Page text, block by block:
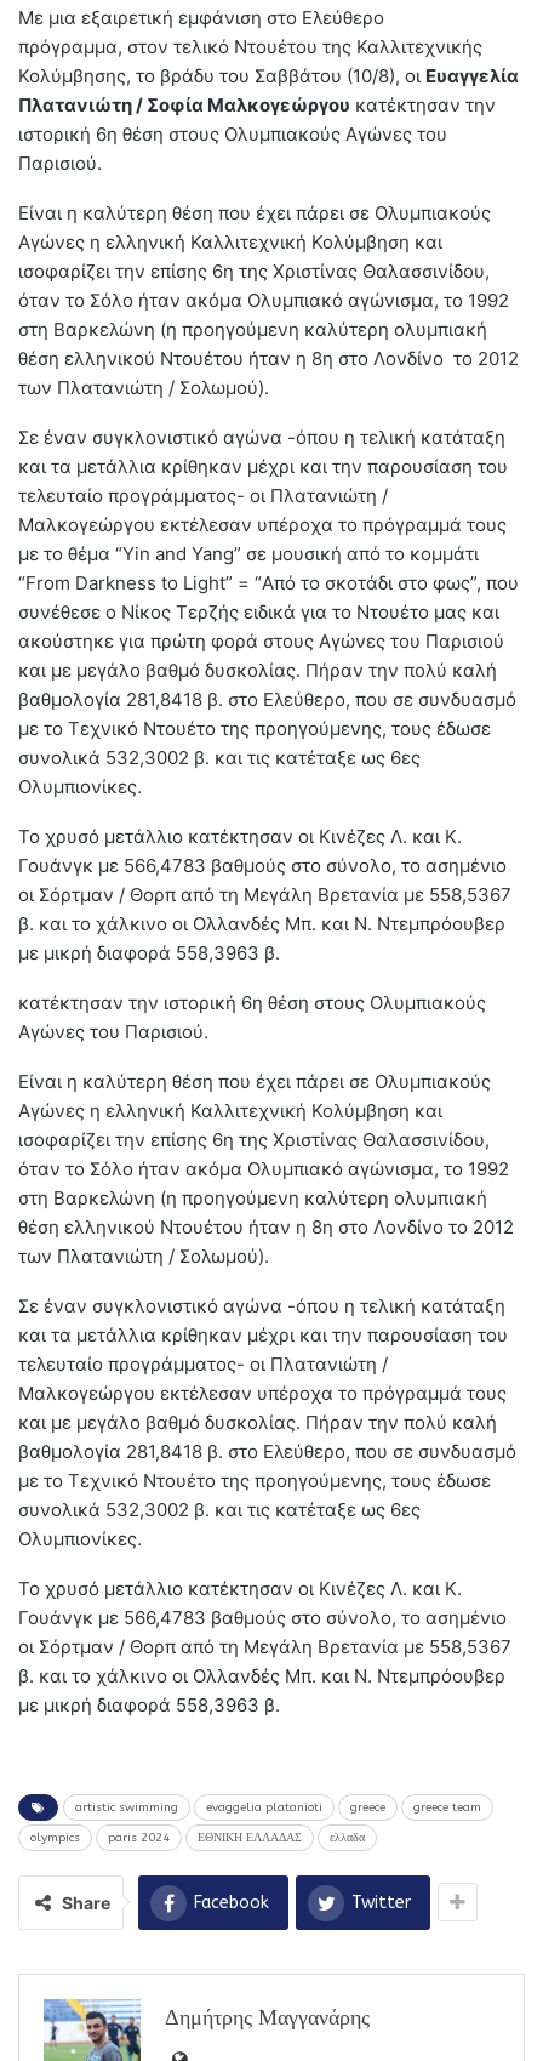
Με μια εξαιρετική εμφάνιση στο Ελεύθερο
πρόγραμμα, στον τελικό Ντουέτου της Καλλιτεχνικής
Κολύμβησης, το βράδυ του Σαββάτου (10/8), οι Ευαγγελία
Πλατανιώτη / Σοφία Μαλκογεώργου κατέκτησαν την
ιστορική 6η θέση στους Ολυμπιακούς Αγώνες του
Παρισιού.
Είναι η καλύτερη θέση που έχει πάρει σε Ολυμπιακούς
Αγώνες η ελληνική Καλλιτεχνική Κολύμβηση και
ισοφαρίζει την επίσης 6η της Χριστίνας Θαλασσινίδου,
όταν το Σόλο ήταν ακόμα Ολυμπιακό αγώνισμα, το 1992
στη Βαρκελώνη (η προηγούμενη καλύτερη ολυμπιακή
θέση ελληνικού Ντουέτου ήταν η 8η στο Λονδίνο το 2012
των Πλατανιώτη / Σολωμού).
Σε έναν συγκλονιστικό αγώνα -όπου η τελική κατάταξη
και τα μετάλλια κρίθηκαν μέχρι και την παρουσίαση του
τελευταίο προγράμματος- οι Πλατανιώτη /
Μαλκογεώργου εκτέλεσαν υπέροχα το πρόγραμμά τους
με το θέμα “Yin and Yang” σε μουσική από το κομμάτι
“From Darkness to Light” = “Από το σκοτάδι στο φως”, που
συνέθεσε ο Νίκος Τερζής ειδικά για το Ντουέτο μας και
ακούστηκε για πρώτη φορά στους Αγώνες του Παρισιού
και με μεγάλο βαθμό δυσκολίας. Πήραν την πολύ καλή
βαθμολογία 281,8418 β. στο Ελεύθερο, που σε συνδυασμό
με το Τεχνικό Ντουέτο της προηγούμενης, τους έδωσε
συνολικά 532,3002 β. και τις κατέταξε ως 6ες
Ολυμπιονίκες.
Το χρυσό μετάλλιο κατέκτησαν οι Κινέζες Λ. και Κ.
Γουάνγκ με 566,4783 βαθμούς στο σύνολο, το ασημένιο
οι Σόρτμαν / Θορπ από τη Μεγάλη Βρετανία με 558,5367
β. και το χάλκινο οι Ολλανδές Μπ. και Ν. Ντεμπρόουβερ
με μικρή διαφορά 558,3963 β.
κατέκτησαν την ιστορική 6η θέση στους Ολυμπιακούς
Αγώνες του Παρισιού.
Είναι η καλύτερη θέση που έχει πάρει σε Ολυμπιακούς
Αγώνες η ελληνική Καλλιτεχνική Κολύμβηση και
ισοφαρίζει την επίσης 6η της Χριστίνας Θαλασσινίδου,
όταν το Σόλο ήταν ακόμα Ολυμπιακό αγώνισμα, το 1992
στη Βαρκελώνη (η προηγούμενη καλύτερη ολυμπιακή
θέση ελληνικού Ντουέτου ήταν η 8η στο Λονδίνο το 2012
των Πλατανιώτη / Σολωμού).
Σε έναν συγκλονιστικό αγώνα -όπου η τελική κατάταξη
και τα μετάλλια κρίθηκαν μέχρι και την παρουσίαση του
τελευταίο προγράμματος- οι Πλατανιώτη /
Μαλκογεώργου εκτέλεσαν υπέροχα το πρόγραμμά τους
και με μεγάλο βαθμό δυσκολίας. Πήραν την πολύ καλή
βαθμολογία 281,8418 β. στο Ελεύθερο, που σε συνδυασμό
με το Τεχνικό Ντουέτο της προηγούμενης, τους έδωσε
συνολικά 532,3002 β. και τις κατέταξε ως 6ες
Ολυμπιονίκες.
Το χρυσό μετάλλιο κατέκτησαν οι Κινέζες Λ. και Κ.
Γουάνγκ με 566,4783 βαθμούς στο σύνολο, το ασημένιο
οι Σόρτμαν / Θορπ από τη Μεγάλη Βρετανία με 558,5367
β. και το χάλκινο οι Ολλανδές Μπ. και Ν. Ντεμπρόουβερ
με μικρή διαφορά 558,3963 β.
artistic swimming evaggelia platanioti greece greece team
olympics paris 2024 ΕΘΝΙΚΗ ΕΛΛΑΔΑΣ ελλαδα
Share Facebook Twitter
Δημήτρης Μαγγανάρης